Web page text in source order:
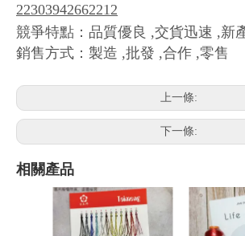
22303942662212
競爭特點：品質優良 ,交貨迅速 ,新
銷售方式：製造 ,批發 ,合作 ,零售
上一條:
下一條:
相關產品